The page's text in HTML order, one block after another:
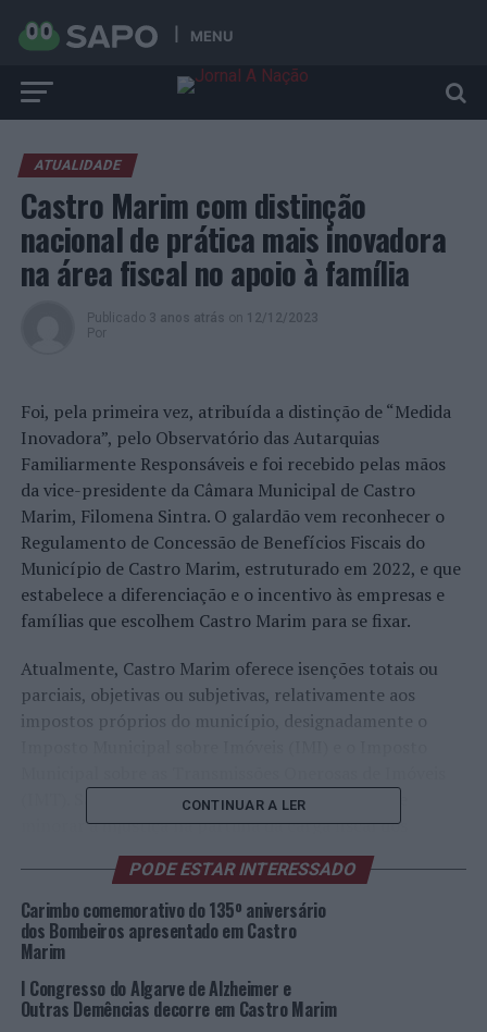
MENU
ATUALIDADE
Castro Marim com distinção
nacional de prática mais inovadora
na área fiscal no apoio à família
Publicado 3 anos atrás on 12/12/2023
Por
Foi, pela primeira vez, atribuída a distinção de “Medida
Inovadora”, pelo Observatório das Autarquias
Familiarmente Responsáveis e foi recebido pelas mãos
da vice-presidente da Câmara Municipal de Castro
Marim, Filomena Sintra. O galardão vem reconhecer o
Regulamento de Concessão de Benefícios Fiscais do
Município de Castro Marim, estruturado em 2022, e que
estabelece a diferenciação e o incentivo às empresas e
famílias que escolhem Castro Marim para se fixar.
Atualmente, Castro Marim oferece isenções totais ou
parciais, objetivas ou subjetivas, relativamente aos
impostos próprios do município, designadamente o
(IMT). São medidas implementadas no sentido de
minorar a injustiça na partilha da carga fiscal dos
impostos municipais e aproximar os cidadãos do
exercício dos poderes de tributação pelos eleitos locais.
Pode consultar o Regulamento emhttps://cm-
castromarim.pt/site/documento/regulamento-de-
concessao-de-beneficios-fiscais-do-municipio-de-
castro-marim, sublinhando-se que é responsabilidade do
CONTINUAR A LER
PODE ESTAR INTERESSADO
Carimbo comemorativo do 135º aniversário
dos Bombeiros apresentado em Castro
Marim
I Congresso do Algarve de Alzheimer e
Outras Demências decorre em Castro Marim